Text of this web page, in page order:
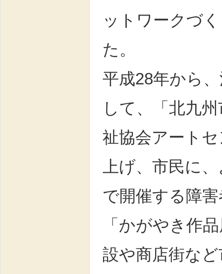
ットワークづ
た。
平成28年から
して、「北九
祉協会アート
上げ、市民に
で開催する障
「かがやき作
設や商店街な